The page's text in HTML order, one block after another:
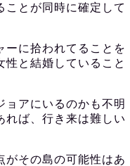
ことが同時に確定して
ーに拾われてることを
と結婚していること
ョアにいるのかも不明
れば、行き来は難しい
がその島の可能性はあ